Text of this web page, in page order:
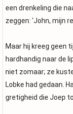
een drenkeling die
zeggen: 'John, mijn
Maar hij kreeg geen
hardhandig naar de
niet zomaar; ze
Lobke had gedaan.
gretigheid die Joep